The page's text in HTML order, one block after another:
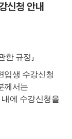
신청 안내
한 규정 」
입생 수강신청
께서는
에 수강신청을